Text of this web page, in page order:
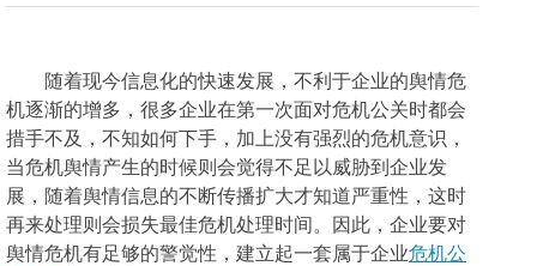
随着现今信息化的快速发展，不利于企业的舆情危
机逐渐的增多，很多企业在第一次面对危机公关时都会
措手不及，不知如何下手，加上没有强烈的危机意识，
当危机舆情产生的时候则会觉得不足以威胁到企业发
展，随着舆情信息的不断传播扩大才知道严重性，这时
再来处理则会损失最佳危机处理时间。因此，企业要对
舆情危机有足够的警觉性 ，建立起一套属于企业危机公